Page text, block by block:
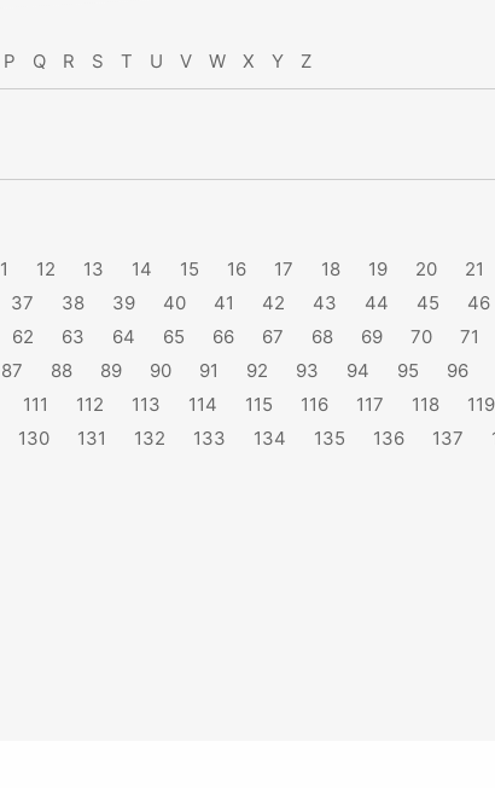
P Q R S T U V W X Y Z
12 13 14 15 16 17 18 19 20 21
37 38 39 40 41 42 43 44 45 46
62 63 64 65 66 67 68 69 70 71
87 88 89 90 91 92 93 94 95 96
111 112 113 114 115 116 117 118 119
130 131 132 133 134 135 136 137